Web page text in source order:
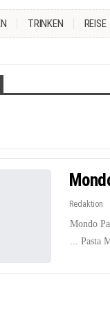
TRINKEN REISE
Redaktion
Mondo
... Pasta